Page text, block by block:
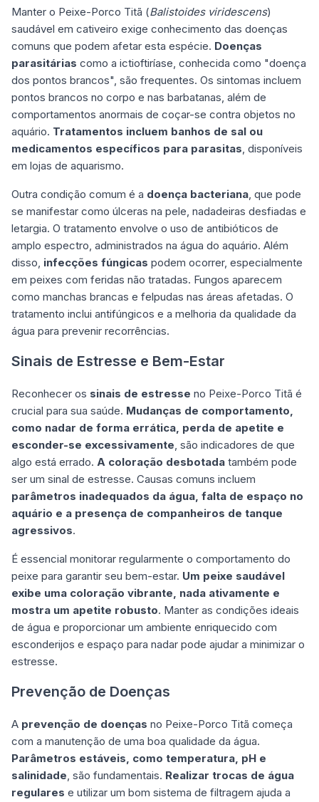
Manter o Peixe-Porco Titã (Balistoides viridescens)
saudável em cativeiro exige conhecimento das doenças
comuns que podem afetar esta espécie. Doenças
parasitárias como a ictioftiríase, conhecida como "doença
dos pontos brancos", são frequentes. Os sintomas incluem
pontos brancos no corpo e nas barbatanas, além de
comportamentos anormais de coçar-se contra objetos no
aquário. Tratamentos incluem banhos de sal ou
medicamentos específicos para parasitas, disponíveis
em lojas de aquarismo.
Outra condição comum é a doença bacteriana, que pode
se manifestar como úlceras na pele, nadadeiras desfiadas e
letargia. O tratamento envolve o uso de antibióticos de
amplo espectro, administrados na água do aquário. Além
disso, infecções fúngicas podem ocorrer, especialmente
em peixes com feridas não tratadas. Fungos aparecem
como manchas brancas e felpudas nas áreas afetadas. O
tratamento inclui antifúngicos e a melhoria da qualidade da
água para prevenir recorrências.
Sinais de Estresse e Bem-Estar
Reconhecer os sinais de estresse no Peixe-Porco Titã é
crucial para sua saúde. Mudanças de comportamento,
como nadar de forma errática, perda de apetite e
esconder-se excessivamente, são indicadores de que
algo está errado. A coloração desbotada também pode
ser um sinal de estresse. Causas comuns incluem
parâmetros inadequados da água, falta de espaço no
aquário e a presença de companheiros de tanque
agressivos.
É essencial monitorar regularmente o comportamento do
peixe para garantir seu bem-estar. Um peixe saudável
exibe uma coloração vibrante, nada ativamente e
mostra um apetite robusto. Manter as condições ideais
de água e proporcionar um ambiente enriquecido com
esconderijos e espaço para nadar pode ajudar a minimizar o
estresse.
Prevenção de Doenças
A prevenção de doenças no Peixe-Porco Titã começa
com a manutenção de uma boa qualidade da água.
Parâmetros estáveis, como temperatura, pH e
salinidade, são fundamentais. Realizar trocas de água
regulares e utilizar um bom sistema de filtragem ajuda a